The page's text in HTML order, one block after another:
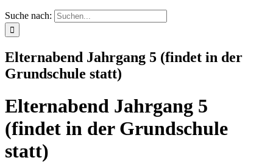
Suche nach:
Elternabend Jahrgang 5 (findet in der
Grundschule statt)
Elternabend Jahrgang 5
(findet in der Grundschule
statt)